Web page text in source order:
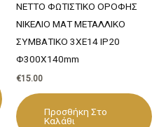
NETTO ΦΩΤΙΣΤΙΚΟ ΟΡΟΦΗΣ
ΝΙΚΕΛΙΟ ΜΑΤ ΜΕΤΑΛΛΙΚΟ
ΣΥΜΒΑΤΙΚΟ 3ΧΕ14 IP20
Φ300Χ140mm
€15.00
Προσθήκη Στο
Καλάθι